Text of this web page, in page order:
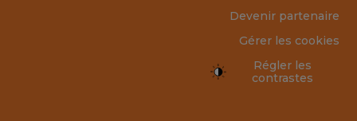
Devenir partenaire
Gérer les cookies
Régler les
contrastes